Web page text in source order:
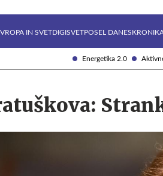
Energetika 2.0
IN SVETDIGISVETPOSEL DANES